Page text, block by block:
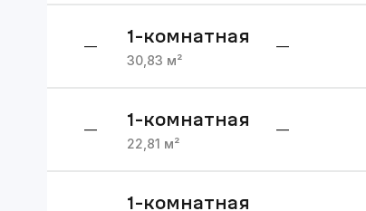
— 1-комнатная
30,83 м²
—
— 1-комнатная
22,81 м²
—
1-комнатная